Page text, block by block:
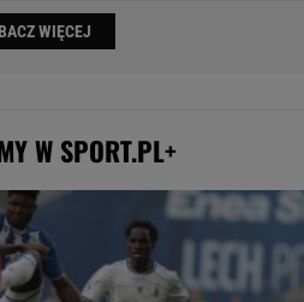
WIĘCEJ
W SPORT.PL+